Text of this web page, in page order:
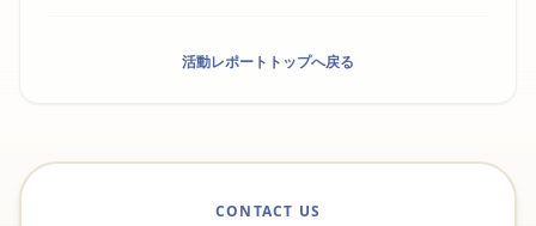
活動レポートトップへ戻る
CONTACT US